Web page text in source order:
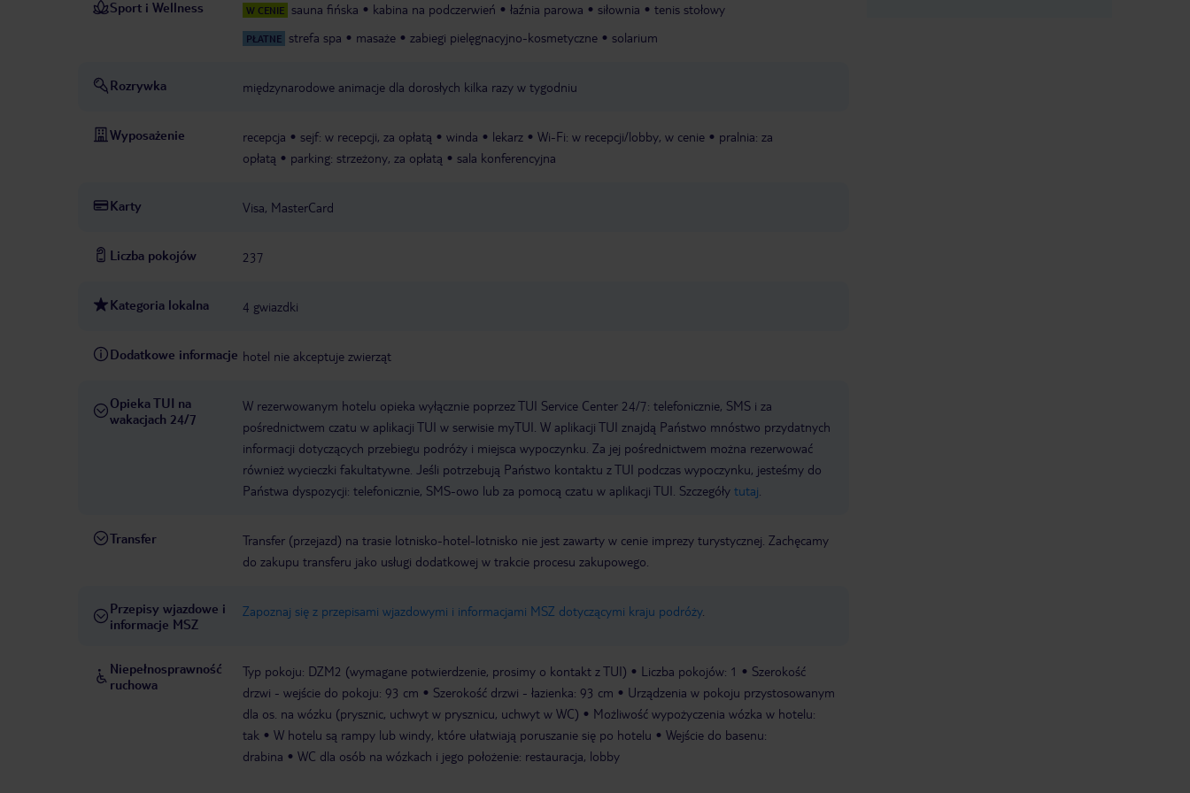
Sport i Wellness W CENIE sauna fińska kabina na podczerwień łaźnia parowa siłownia tenis stołowy
PŁATNE strefa spa masaże zabiegi pielęgnacyjno-kosmetyczne solarium
Rozrywka międzynarodowe animacje dla dorosłych kilka razy w tygodniu
Wyposażenie recepcja sejf: w recepcji, za opłatą winda lekarz Wi-Fi: w recepcji/lobby, w cenie
pralnia: za
opłatą
parking: strzeżony, za opłatą sala konferencyjna
Karty Visa, MasterCard
Liczba pokojów 237
Kategoria lokalna 4 gwiazdki
Dodatkowe informacje hotel nie akceptuje zwierząt
Opieka TUI na
wakacjach 24/7
W rezerwowanym hotelu opieka wyłącznie poprzez TUI Service Center 24/7: telefonicznie, SMS i za
pośrednictwem czatu w aplikacji TUI w serwisie myTUI. W aplikacji TUI znajdą Państwo mnóstwo przydatnych
informacji dotyczących przebiegu podróży i miejsca wypoczynku. Za jej pośrednictwem można rezerwować
również wycieczki fakultatywne. Jeśli potrzebują Państwo kontaktu z TUI podczas wypoczynku, jesteśmy do
Państwa dyspozycji: telefonicznie, SMS-owo lub za pomocą czatu w aplikacji TUI. Szczegóły tutaj
Transfer
Transfer (przejazd) na trasie lotnisko-hotel-lotnisko nie jest zawarty w cenie imprezy turystycznej. Zachęcamy
do zakupu transferu jako usługi dodatkowej w trakcie procesu zakupowego.
Przepisy wjazdowe i
informacje MSZ
Zapoznaj się z przepisami wjazdowymi i informacjami MSZ dotyczącymi kraju podróży.
Niepełnosprawność
ruchowa
Typ pokoju: DZM2 (wymagane potwierdzenie, prosimy o kontakt z TUI) Liczba pokojów: 1
Szerokość
drzwi - wejście do pokoju: 93 cm
Szerokość drzwi - łazienka: 93 cm
Urządzenia w pokoju przystosowanym
dla os. na wózku (prysznic, uchwyt w prysznicu, uchwyt w WC)
Możliwość wypożyczenia wózka w hotelu:
tak
W hotelu są rampy lub windy, które ułatwiają poruszanie się po hotelu
Wejście do basenu:
drabina
WC dla osób na wózkach i jego położenie: restauracja, lobby